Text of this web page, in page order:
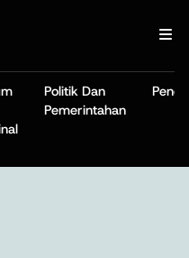
Politik Dan
Pemerintahan